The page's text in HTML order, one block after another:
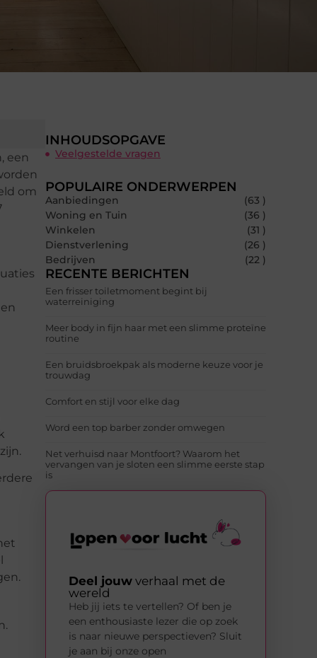
een
om
INHOUDSOPGAVE
Veelgestelde vragen
POPULAIRE ONDERWERPEN
Aanbiedingen
(63 )
Woning en Tuin
(36 )
Winkelen
(31 )
Dienstverlening
(26 )
Bedrijven
(22 )
RECENTE BERICHTEN
Een frisser toiletmoment begint bij
waterreiniging
Meer body in fijn haar met een slimme proteïne
routine
Een bruidsbroekpak als moderne keuze voor je
trouwdag
Comfort en stijl voor elke dag
Word een top barber zonder omwegen
Net verhuisd naar Montfoort? Waarom het
vervangen van je sloten een slimme eerste stap
is
Deel jouw verhaal met de
wereld
Heb jij iets te vertellen? Of ben je
een enthousiaste lezer die op zoek
is naar nieuwe perspectieven? Sluit
je aan bij onze open